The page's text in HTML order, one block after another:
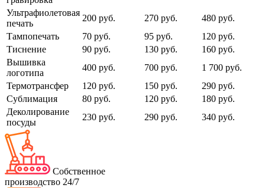
Ультрафиолетовая
печать
200 руб. 270 руб.
480 руб.
Тампопечать
70 руб. 95 руб.
120 руб.
Тиснение
90 руб. 130 руб.
160 руб.
Вышивка
логотипа
400 руб. 700 руб.
1 700 руб.
Термотрансфер
120 руб. 150 руб.
290 руб.
Сублимация
80 руб. 120 руб.
180 руб.
Деколирование
посуды
230 руб. 290 руб. 340 руб.
Собственное
производство 24/7